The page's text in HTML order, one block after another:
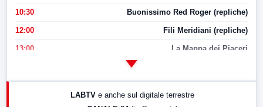
10:30 Buonissimo Red Roger (repliche)
12:00 Fili Meridiani (repliche)
13:00 La Mappa dei Piaceri
LABTV e anche sul digitale terrestre